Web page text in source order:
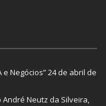
e Negócios”24 de abril de
André Neutz da Silveira,